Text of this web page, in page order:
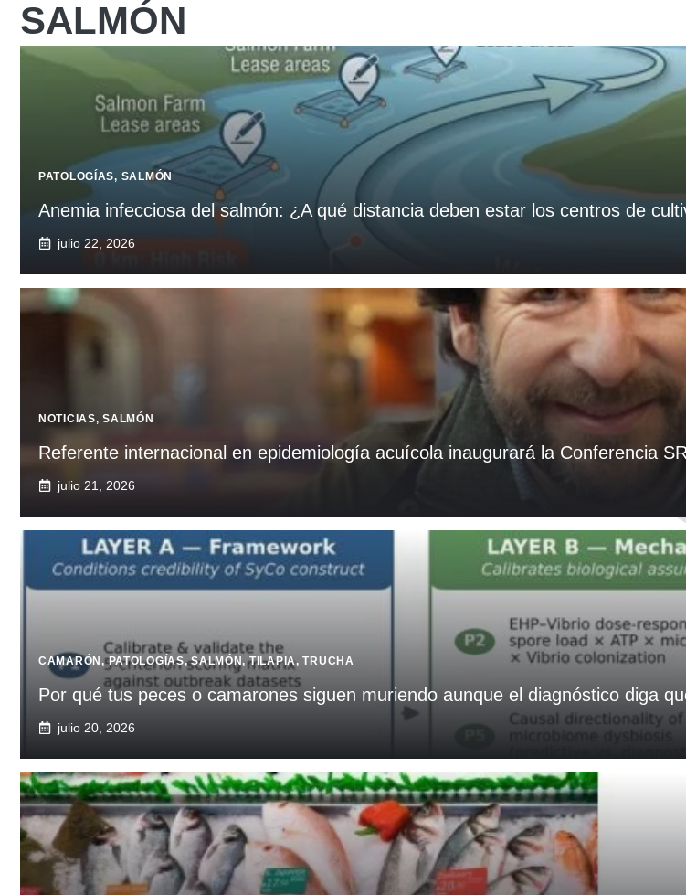
SALMÓN
PATOLOGÍAS, SALMÓN
Anemia infecciosa del salmón: ¿A qué distancia deben estar los centros de
julio 22, 2026
NOTICIAS,SALMÓN
Referente internacional en epidemiología acuícola inaugurará la Conferencia
julio 21, 2026
CAMARÓN ,PATOLOGÍAS,SALMÓN,TILAPIA,TRUCHA
Por qué tus peces o camarones siguen muriendo aunque el diagnóstico diga
julio 20, 2026